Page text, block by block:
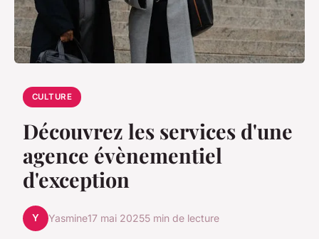
CULTURE
Découvrez les services d'une
agence évènementiel
d'exception
Y Yasmine17 mai 20255 min de lecture